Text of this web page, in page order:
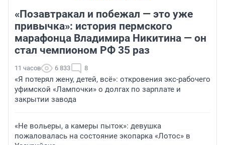
«Позавтракал и побежал — это уже
привычка»: история пермского
марафонца Владимира Никитина — он
стал чемпионом РФ 35 раз
11 часов 6 833 8
«Я потерял жену, детей, всё»: откровения экс-рабочего
уфимской «Лампочки» о долгах по зарплате и
закрытии завода
«Не вольеры, а камеры пыток»: девушка
пожаловалась на состояние экопарка «Лотос» в